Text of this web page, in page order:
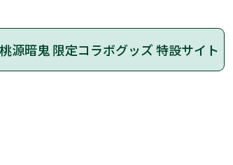
桃源暗⻤ 限定コラボグッズ 特設サイト